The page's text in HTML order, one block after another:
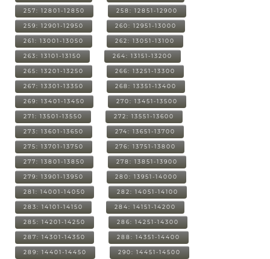
257: 12801-12850 258: 12851-12900
259: 12901-12950 260: 12951-13000
261: 13001-13050 262: 13051-13100
263: 13101-13150 264: 13151-13200
265: 13201-13250 266: 13251-13300
267: 13301-13350 268: 13351-13400
269: 13401-13450 270: 13451-13500
271: 13501-13550 272: 13551-13600
273: 13601-13650 274: 13651-13700
275: 13701-13750 276: 13751-13800
277: 13801-13850 278: 13851-13900
279: 13901-13950 280: 13951-14000
281: 14001-14050 282: 14051-14100
283: 14101-14150 284: 14151-14200
285: 14201-14250 286: 14251-14300
287: 14301-14350 288: 14351-14400
289: 14401-14450 290: 14451-14500